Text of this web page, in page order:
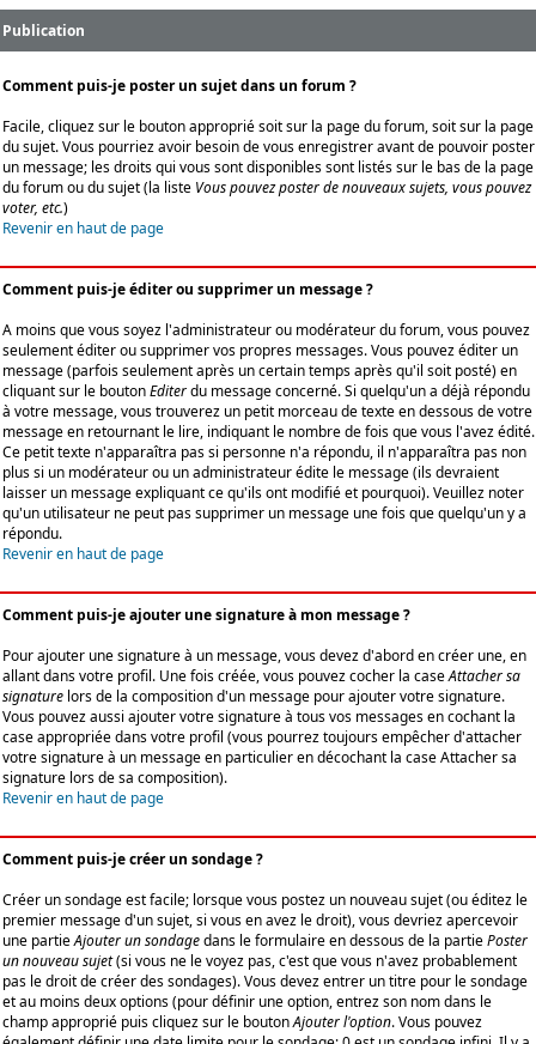
Publication
Comment puis-je poster un sujet dans un forum ?
Facile, cliquez sur le bouton approprié soit sur la page du forum, soit sur la page
du sujet. Vous pourriez avoir besoin de vous enregistrer avant de pouvoir poster
un message; les droits qui vous sont disponibles sont listés sur le bas de la page
du forum ou du sujet (la liste Vous pouvez poster de nouveaux sujets, vous pouvez
voter, etc.)
Revenir en haut de page
Comment puis-je éditer ou supprimer un message ?
A moins que vous soyez l'administrateur ou modérateur du forum, vous pouvez
seulement éditer ou supprimer vos propres messages. Vous pouvez éditer un
message (parfois seulement après un certain temps après qu'il soit posté) en
cliquant sur le boutonEditerdu message concerné. Si quelqu'un a déjà répondu
à votre message, vous trouverez un petit morceau de texte en dessous de votre
message en retournant le lire, indiquant le nombre de fois que vous l'avez édité.
Ce petit texte n'apparaîtra pas si personne n'a répondu, il n'apparaîtra pas non
plus si un modérateur ou un administrateur édite le message (ils devraient
laisser un message expliquant ce qu'ils ont modifié et pourquoi). Veuillez noter
qu'un utilisateur ne peut pas supprimer un message une fois que quelqu'un y a
répondu.
Revenir en haut de page
Comment puis-je ajouter une signature à mon message ?
Pour ajouter une signature à un message, vous devez d'abord en créer une, en
allant dans votre profil. Une fois créée, vous pouvez cocher la caseAttacher sa
signature lors de la composition d'un message pour ajouter votre signature.
Vous pouvez aussi ajouter votre signature à tous vos messages en cochant la
case appropriée dans votre profil (vous pourrez toujours empêcher d'attacher
votre signature à un message en particulier en décochant la case Attacher sa
signature lors de sa composition).
Revenir en haut de page
Comment puis-je créer un sondage ?
Créer un sondage est facile; lorsque vous postez un nouveau sujet (ou éditez le
premier message d'un sujet, si vous en avez le droit), vous devriez apercevoir
une partieAjouter un sondagedans le formulaire en dessous de la partiePoster
un nouveau sujet(si vous ne le voyez pas, c'est que vous n'avez probablement
pas le droit de créer des sondages). Vous devez entrer un titre pour le sondage
et au moins deux options (pour définir une option, entrez son nom dans le
champ approprié puis cliquez sur le boutonAjouter l'option. Vous pouvez